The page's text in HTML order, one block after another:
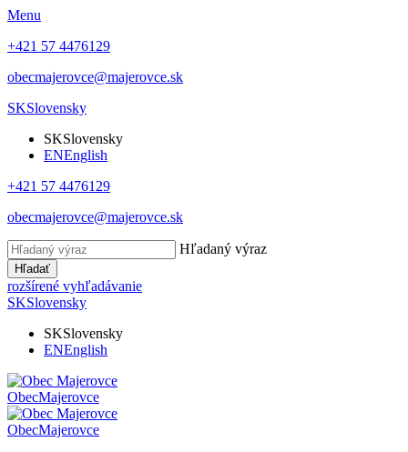
Menu
+421 57 4476129
obecmajerovce@majerovce.sk
SKSlovensky
SKSlovensky
ENEnglish
+421 57 4476129
obecmajerovce@majerovce.sk
Hľadaný výraz
Hľadať
rozšírené vyhľadávanie
SKSlovensky
SKSlovensky
ENEnglish
ObecMajerovce
ObecMajerovce